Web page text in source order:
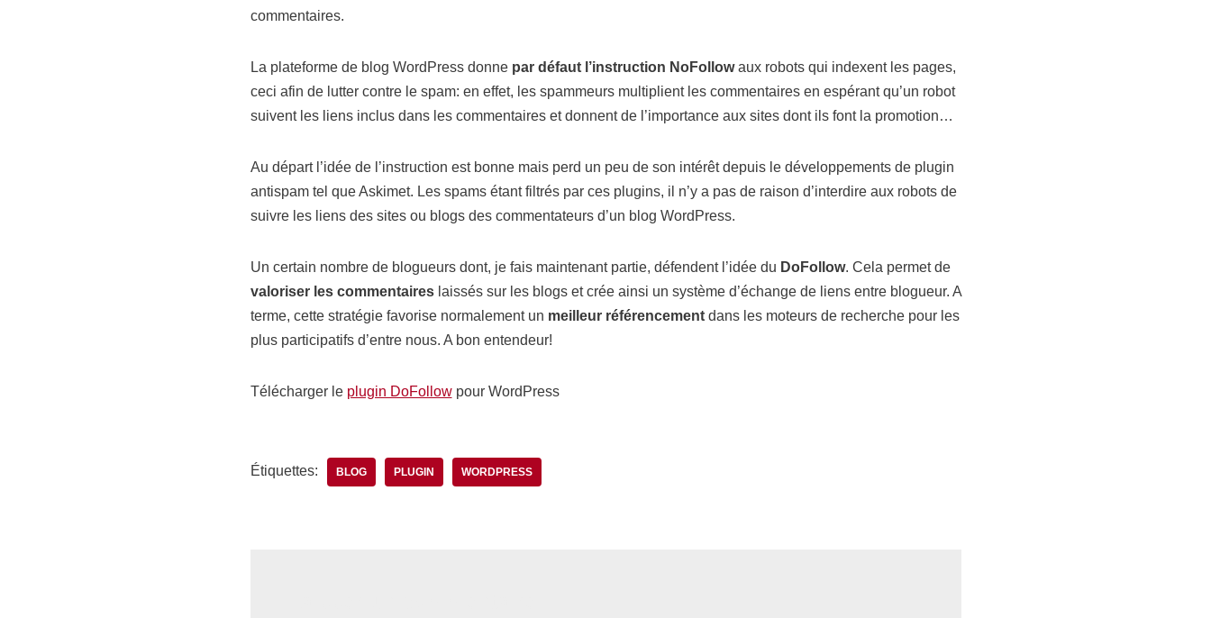
commentaires.
La plateforme de blog WordPress donne par défaut l’instruction NoFollowaux robots qui indexent les pages,
ceci afin de lutter contre le spam: en effet, les spammeurs multiplient les commentaires en espérant qu’un robot
suivent les liens inclus dans les commentaires et donnent de l’importance aux sites dont ils font la promotion…
Au départ l’idée de l’instruction est bonne mais perd un peu de son intérêt depuis le développements de plugin
antispam tel que Askimet. Les spams étant filtrés par ces plugins, il n’y a pas de raison d’interdire aux robots de
suivre les liens des sites ou blogs des commentateurs d’un blog WordPress.
Un certain nombre de blogueurs dont, je fais maintenant partie, défendent l’idée du DoFollow. Cela permet de
valoriser les commentaireslaissés sur les blogs et crée ainsi un système d’échange de liens entre blogueur. A
terme, cette stratégie favorise normalement un meilleur référencementdans les moteurs de recherche pour les
plus participatifs d’entre nous. A bon entendeur!
Télécharger le plugin DoFollowpour WordPress
Étiquettes: BLOG PLUGIN WORDPRESS